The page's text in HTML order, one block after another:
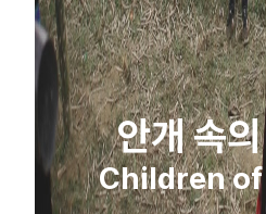
안개 속
Children